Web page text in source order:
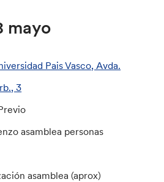
mayo
Pais Vasco, Avda.
3
asamblea personas
asamblea (aprox)